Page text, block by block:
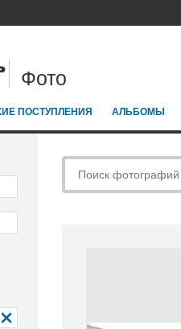
Фото
ПОСТУПЛЕНИЯ АЛЬБОМЫ